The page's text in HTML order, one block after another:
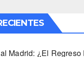
Madrid: ¿El Regreso